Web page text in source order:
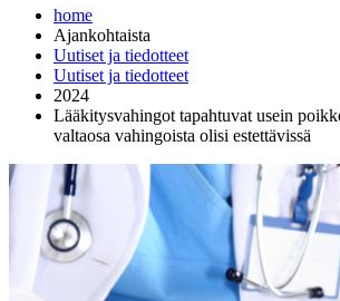
home
Ajankohtaista
Uutiset ja tiedotteet
Uutiset ja tiedotteet
2024
Lääkitysvahingot tapahtuvat usein
valtaosa vahingoista olisi estettävissä